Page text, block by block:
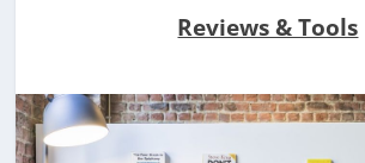
Reviews & Tools